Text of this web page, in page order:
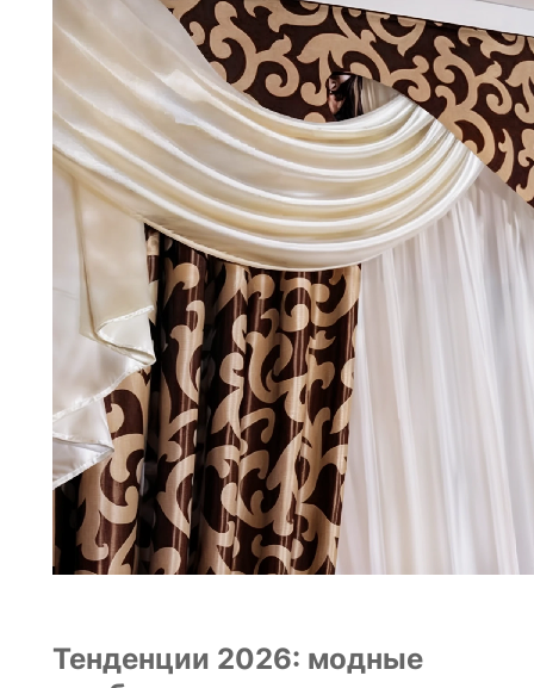
Тенденции 2026: модные